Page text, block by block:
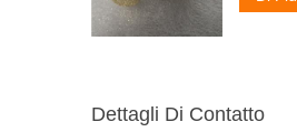
Dettagli Di Contatto